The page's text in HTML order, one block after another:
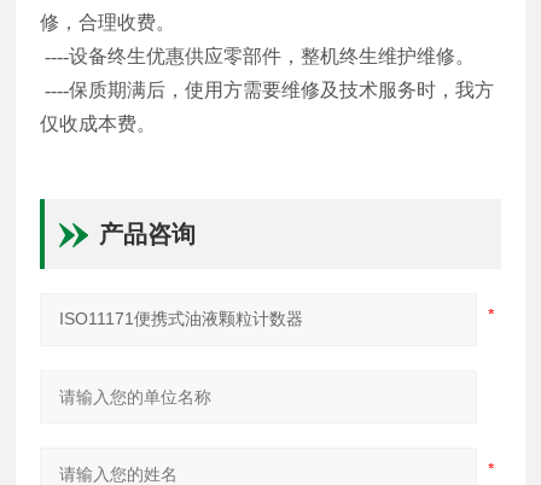
修，合理收费。
----设备终生优惠供应零部件，整机终生维护维修。
----保质期满后，使用方需要维修及技术服务时，我方
仅收成本费。
产品咨询